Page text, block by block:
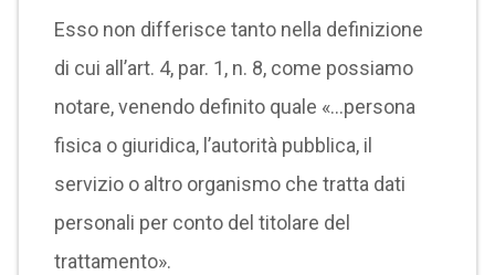
Esso non differisce tanto nella definizione
di cui all’art. 4, par. 1, n. 8, come possiamo
notare, venendo definito quale «…persona
fisica o giuridica, l’autorità pubblica, il
servizio o altro organismo che tratta dati
personali per conto del titolare del
trattamento».